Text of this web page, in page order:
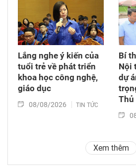
Lắng nghe ý kiến của
tuổi trẻ về phát triển
khoa học công nghệ,
giáo dục
08/08/2026 TIN TỨC
Bí
Nội
dự
Thủ
Xem thêm